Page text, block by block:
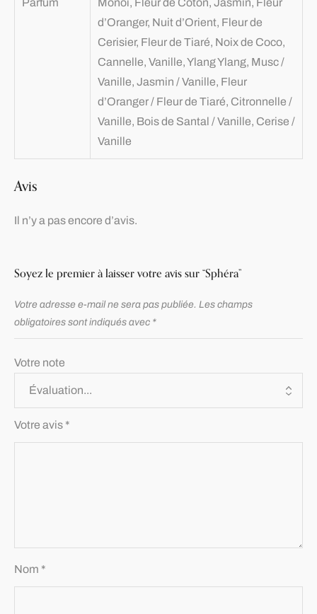
d’Oranger, Nuit d’Orient, Fleur de
Cerisier, Fleur de Tiaré, Noix de Coco,
Cannelle, Vanille, Ylang Ylang, Musc /
Vanille, Jasmin / Vanille, Fleur
d’Oranger / Fleur de Tiaré, Citronnelle /
Vanille, Bois de Santal / Vanille, Cerise /
Vanille
Avis
Il n’y a pas encore d’avis.
Soyez le premier à laisser votre avis sur “Sphéra”
Votre adresse e-mail ne sera pas publiée. Les champs
obligatoires sont indiqués avec *
Votre note
Votre avis *
Nom *